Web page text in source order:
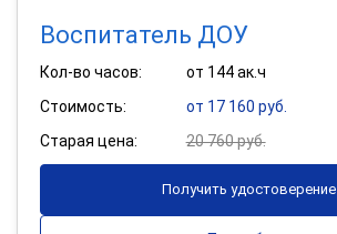
Воспитатель ДОУ
Кол-во часов:
от 144 ак.ч
Стоимость:
от 17 160 руб.
Старая цена:
20 760 руб.
Получить удостоверение